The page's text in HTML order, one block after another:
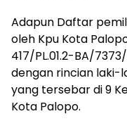
Adapun Daftar
oleh Kpu Kota
417/PL.01.2-BA/
dengan rincian laki-
yang tersebar di 9
Kota Palopo.